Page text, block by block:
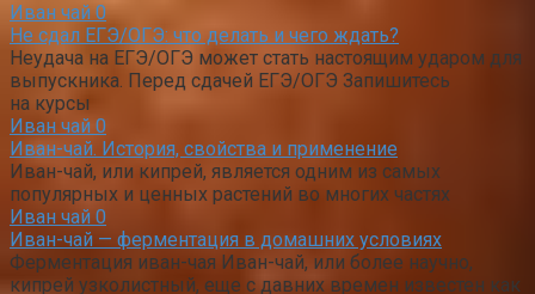
Иван чай 0
Не сдал ЕГЭ/ОГЭ: что делать и чего ждать?
Неудача на ЕГЭ/ОГЭ может стать настоящим ударом для
выпускника. Перед сдачей ЕГЭ/ОГЭ Запишитесь
на курсы
Иван чай 0
Иван-чай. История, свойства и применение
Иван-чай, или кипрей, является одним из самых
популярных и ценных растений во многих частях
Иван чай 0
Иван-чай — ферментация в домашних условиях
Ферментация иван-чая Иван-чай, или более научно,
кипрей узколистный, еще с давних времен известен как